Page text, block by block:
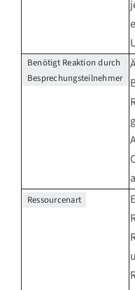
Benötigt Reaktion durch
Besprechungsteilnehmer
Ressourcenart